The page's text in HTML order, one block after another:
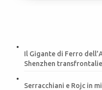
Il Gigante di Ferro
Shenzhen
Serracchiani e Rojc in